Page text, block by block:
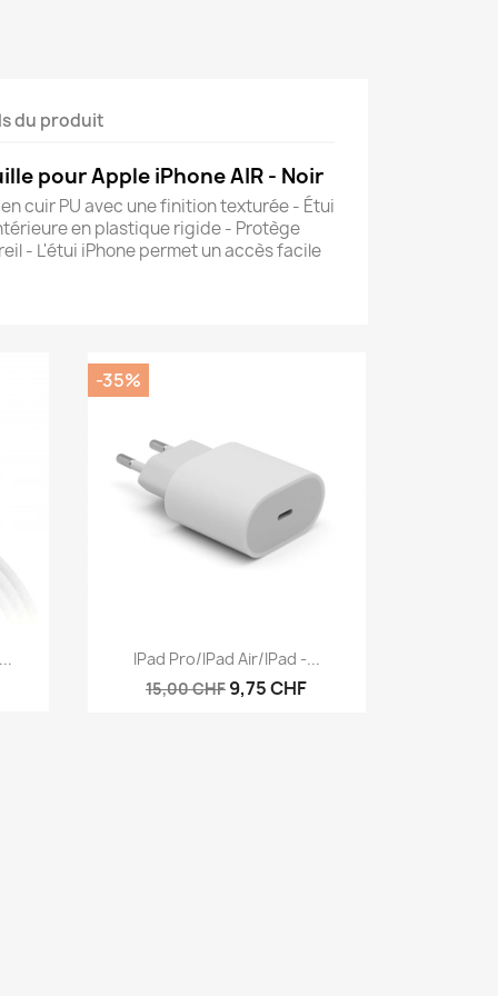
du produit
pour Apple iPhone AIR - Noir
cuir PU avec une finition texturée - Étui
en plastique rigide - Protège
- L'étui iPhone permet un accès facile
Aperçu rapide
IPad Pro/iPad Air/iPad -...
15,00 CHF 9,75 CHF
-35%